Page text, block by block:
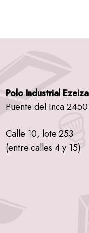
Polo Industrial Ezeiza
Puente del Inca 2450
Calle 10, lote 253
(entre calles 4 y 15)